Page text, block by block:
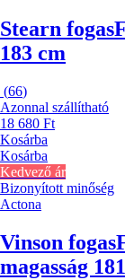
Stearn fogas
183 cm
(66)
Azonnal szállítható
18 680 Ft
Kosárba
Kosárba
Kedvező ár
Bizonyított minőség
Actona
Vinson fogas
magasság